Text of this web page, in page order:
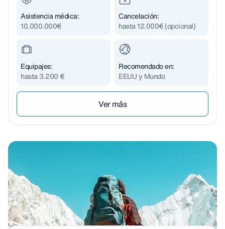
Asistencia médica:
10.000.000€
Cancelación:
hasta 12.000€ (opcional)
Equipajes:
hasta 3.200 €
Recomendado en:
EEUU y Mundo
Ver m´ás